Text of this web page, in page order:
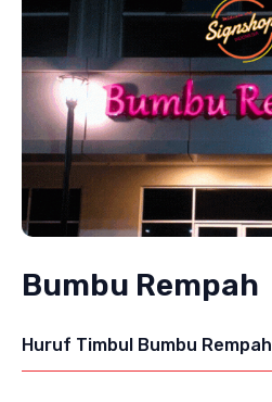
Bumbu Rempah
Huruf Timbul Bumbu Rempah